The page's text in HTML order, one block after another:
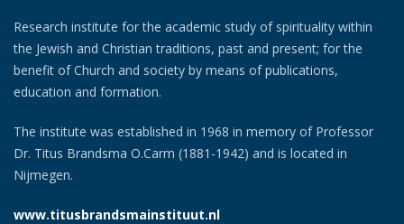
Research institute for the academic study of spirituality within
the Jewish and Christian traditions, past and present; for the
benefit of Church and society by means of publications,
education and formation.
The institute was established in 1968 in memory of Professor
Dr. Titus Brandsma O.Carm (1881-1942) and is located in
Nijmegen.
www.titusbrandsmainstituut.nl